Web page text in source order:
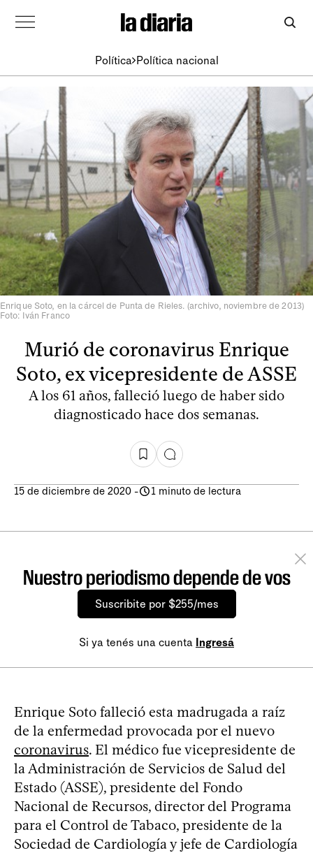
Política Política nacional
Enrique Soto, en la cárcel de Punta de Rieles. (archivo, noviembre de 2013)
Foto: Iván Franco
Murió de coronavirus Enrique
Soto, ex vicepresidente de ASSE
A los 61 años, falleció luego de haber sido
diagnosticado hace dos semanas.
15 de diciembre de 2020 - 1 minuto de lectura
Nuestro periodismo depende de vos
Suscribite por $255/mes
Si ya tenés una cuenta Ingresá
Enrique Soto falleció esta madrugada a raíz
de la enfermedad provocada por el nuevo
coronavirus. El médico fue vicepresidente de
la Administración de Servicios de Salud del
Estado (ASSE), presidente del Fondo
Nacional de Recursos, director del Programa
para el Control de Tabaco, presidente de la
Sociedad de Cardiología y jefe de Cardiología